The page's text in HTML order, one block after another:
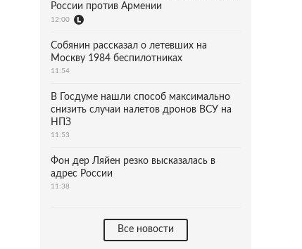
России против Армении
12:00
Собянин рассказал о летевших на
Москву 1984 беспилотниках
11:54
В Госдуме нашли способ максимально
снизить случаи налетов дронов ВСУ на
НПЗ
11:53
Фон дер Ляйен резко высказалась в
адрес России
11:38
Все новости